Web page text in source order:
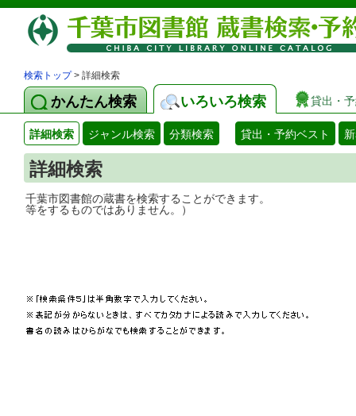
検索トップ> 詳細検索
かんたん検索 いろいろ検索 貸出・
詳細検索 ジャンル検索 分類検索 貸出・予約ベスト
詳細検索
千葉市図書館の蔵書を検索することがで
等をするものではありません。）